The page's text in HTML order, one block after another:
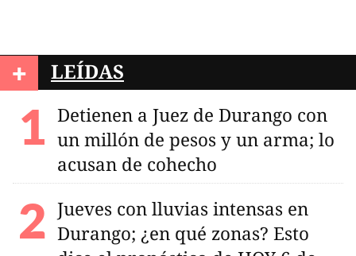
+ LEÍDAS
Detienen a Juez de Durango con
un millón de pesos y un arma; lo
acusan de cohecho
Jueves con lluvias intensas en
Durango; ¿en qué zonas? Esto